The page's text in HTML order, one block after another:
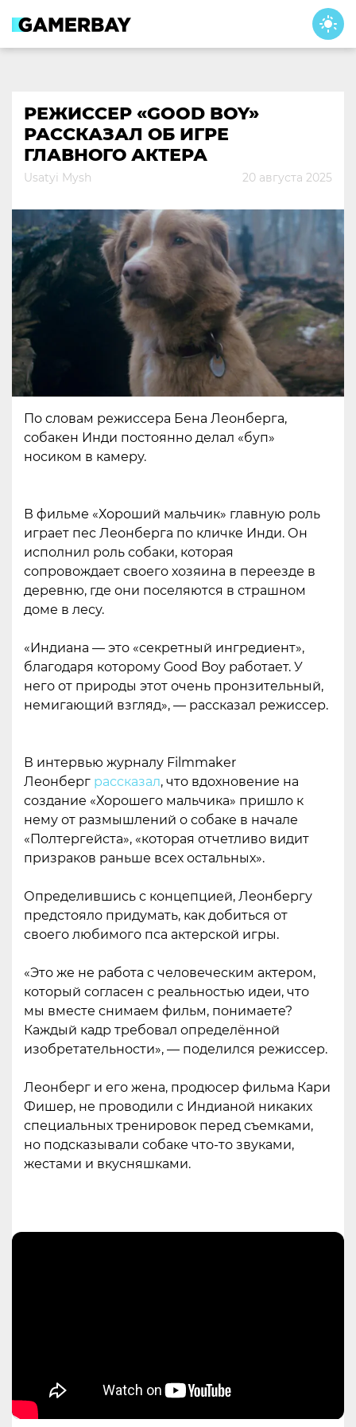
content
РЕЖИССЕР «GOOD BOY»
РАССКАЗАЛ ОБ ИГРЕ
ГЛАВНОГО АКТЕРА
Usatyi Mysh 20 августа 2025
По словам режиссера Бена Леонберга,
собакен Инди постоянно делал «буп»
носиком в камеру.
В фильме «Хороший мальчик» главную роль
играет пес Леонберга по кличке Инди. Он
исполнил роль собаки, которая
сопровождает своего хозяина в переезде в
деревню, где они поселяются в страшном
доме в лесу.
«Индиана — это «секретный ингредиент»,
благодаря которому Good Boy работает. У
него от природы этот очень пронзительный,
немигающий взгляд», — рассказал режиссер.
В интервью журналу Filmmaker
Леонберг рассказал, что вдохновение на
создание «Хорошего мальчика» пришло к
нему от размышлений о собаке в начале
«Полтергейста», «которая отчетливо видит
призраков раньше всех остальных».
Определившись с концепцией, Леонбергу
предстояло придумать, как добиться от
своего любимого пса актерской игры.
«Это же не работа с человеческим актером,
который согласен с реальностью идеи, что
мы вместе снимаем фильм, понимаете?
Каждый кадр требовал определённой
изобретательности», — поделился режиссер.
Леонберг и его жена, продюсер фильма Кари
Фишер, не проводили с Индианой никаких
специальных тренировок перед съемками,
но подсказывали собаке что-то звуками,
жестами и вкусняшками.